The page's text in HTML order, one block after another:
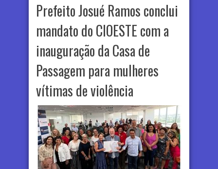
Prefeito Josué Ramos conclui
mandato do CIOESTE com a
inauguração da Casa de
Passagem para mulheres
vítimas de violência